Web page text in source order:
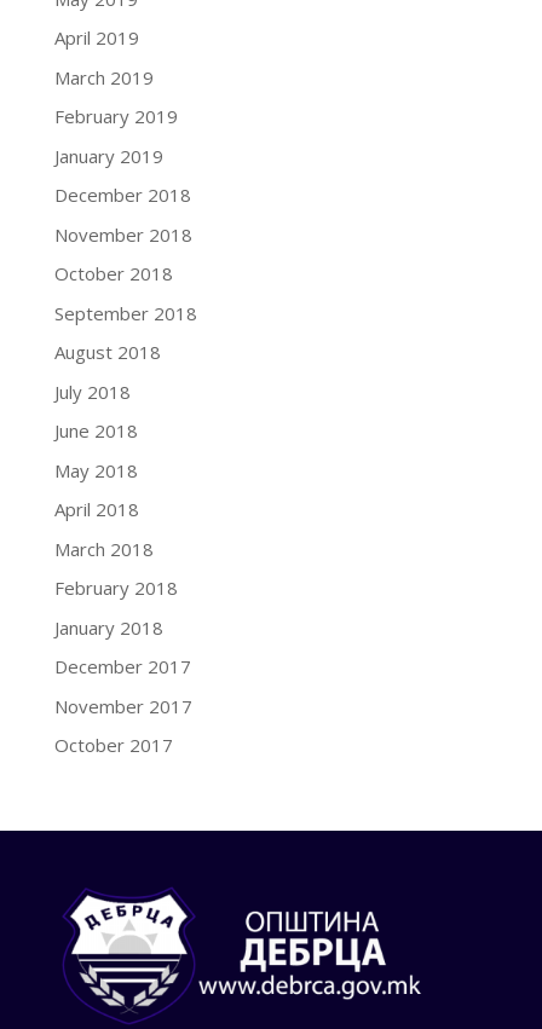
April 2019
March 2019
February 2019
January 2019
December 2018
November 2018
October 2018
September 2018
August 2018
July 2018
June 2018
May 2018
April 2018
March 2018
February 2018
January 2018
December 2017
November 2017
October 2017